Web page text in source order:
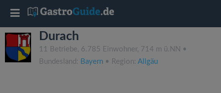
Durach
11 Betriebe, 6.785 Einwohner, 714 m ü.NN •
Bundesland: Bayern • Region: Allgäu
T
o
g